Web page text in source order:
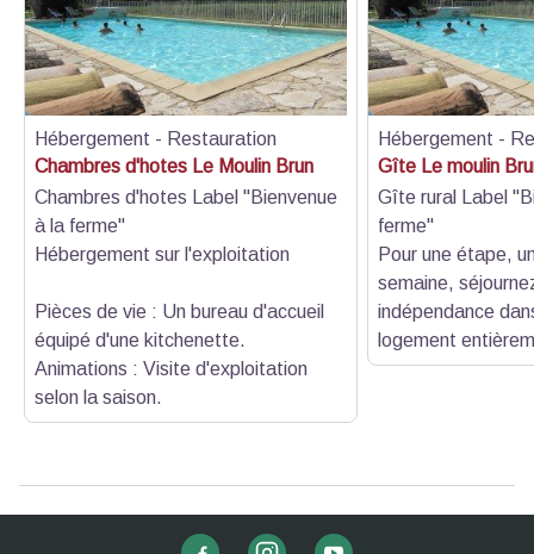
Hébergement - Restauration
Chambres d'hotes Le Moulin Brun
Chambres d'hotes Label "Bienvenue
à la ferme"
Hébergement sur l'exploitation
Pièces de vie : Un bureau d'accueil
équipé d'une kitchenette.
Animations : Visite d'exploitation
selon la saison.
Hébergement -
Gîte Le moulin
Gîte rural Label
ferme"
Pour une étape,
semaine,
indépendance
logement